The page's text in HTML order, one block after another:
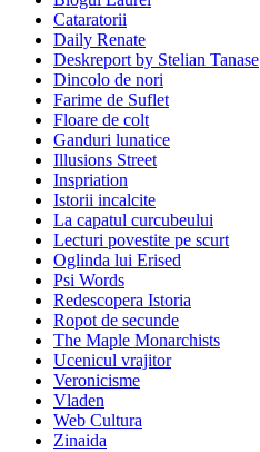
Cataratorii
Daily Renate
Deskreport by Stelian Tanase
Dincolo de nori
Farime de Suflet
Floare de colt
Ganduri lunatice
Illusions Street
Inspriation
Istorii incalcite
La capatul curcubeului
Lecturi povestite pe scurt
Oglinda lui Erised
Psi Words
Redescopera Istoria
Ropot de secunde
The Maple Monarchists
Ucenicul vrajitor
Veronicisme
Vladen
Web Cultura
Zinaida